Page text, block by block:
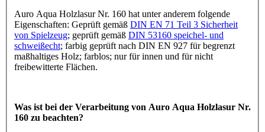
Auro Aqua Holzlasur Nr. 160 hat unter anderem folgende
Eigenschaften: Geprüft gemäß DIN EN 71 Teil 3 Sicherheit
von Spielzeug; geprüft gemäß DIN 53160 speichel- und
schweißecht; farbig geprüft nach DIN EN 927 für begrenzt
maßhaltiges Holz; farblos; nur für innen und für nicht
freibewitterte Flächen.
Was ist bei der Verarbeitung von Auro Aqua Holzlasur Nr.
160 zu beachten?